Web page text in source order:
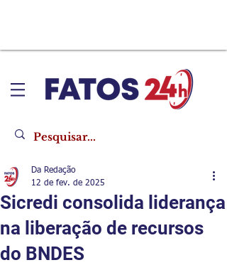
Sicredi consolida liderança
na liberação de recursos
do BNDES
Da Redação
12 de fev. de 2025